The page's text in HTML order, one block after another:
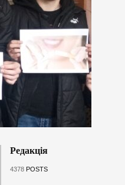
Редакція
4378 POSTS